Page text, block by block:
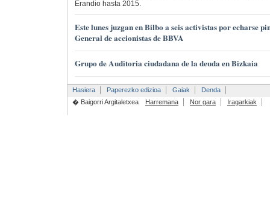
Erandio hasta 2015.
Este lunes juzgan en Bilbo a seis activistas por echarse
General de accionistas de BBVA
Grupo de Auditoria ciudadana de la deuda en Bizkaia
Hasiera Paperezko edizioa Gaiak
Denda
� Baigorri Argitaletxea
Harremana Nor gara Iragarkiak